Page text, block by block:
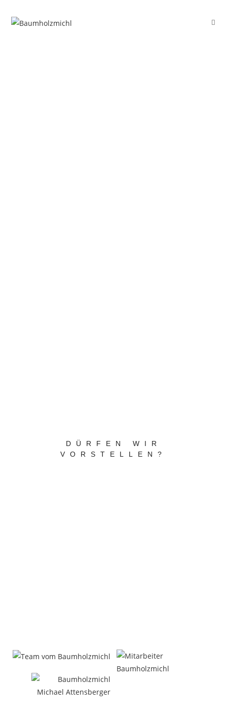
DÜRFEN WIR
VORSTELLEN?